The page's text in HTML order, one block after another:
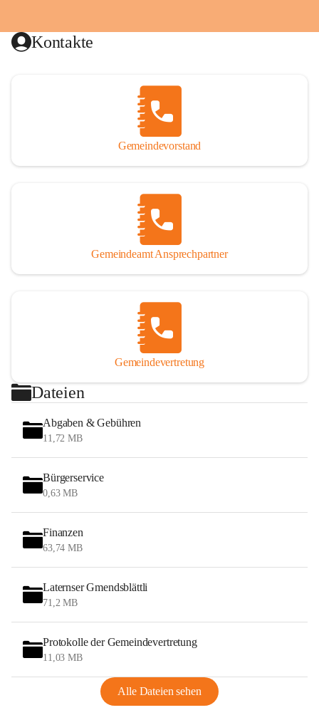
Kontakte
Gemeindevorstand
Gemeindeamt Ansprechpartner
Gemeindevertretung
Dateien
Abgaben & Gebühren
11,72 MB
Bürgerservice
0,63 MB
Finanzen
63,74 MB
Laternser Gmendsblättli
71,2 MB
Protokolle der Gemeindevertretung
11,03 MB
Alle Dateien sehen